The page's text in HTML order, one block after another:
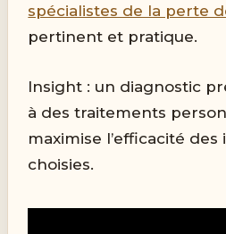
spécialistes de la perte
pertinent et pratique.
Insight : un diagnostic
à des traitements
maximise l’efficacité
choisies.